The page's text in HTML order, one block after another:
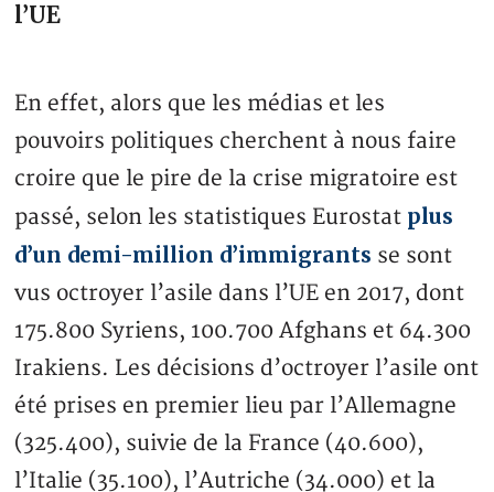
l’UE
En effet, alors que les médias et les
pouvoirs politiques cherchent à nous faire
croire que le pire de la crise migratoire est
passé, selon les statistiques Eurostat plus
d’un demi-million d’immigrants se sont
vus octroyer l’asile dans l’UE en 2017, dont
175.800 Syriens, 100.700 Afghans et 64.300
Irakiens. Les décisions d’octroyer l’asile ont
été prises en premier lieu par l’Allemagne
(325.400), suivie de la France (40.600),
l’Italie (35.100), l’Autriche (34.000) et la